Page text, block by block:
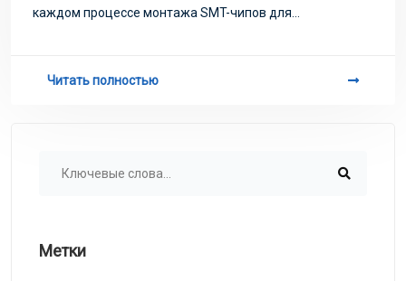
каждом процессе монтажа SMT-чипов для
Читать полностью
Метки